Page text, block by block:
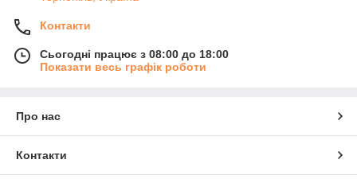
Контакти
Сьогодні працює з 08:00 до 18:00
Показати весь графік роботи
Про нас
Контакти